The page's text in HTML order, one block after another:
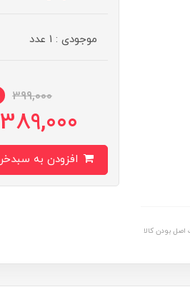
بودن کالا
موجودی : 1 عدد
399,000
389,000